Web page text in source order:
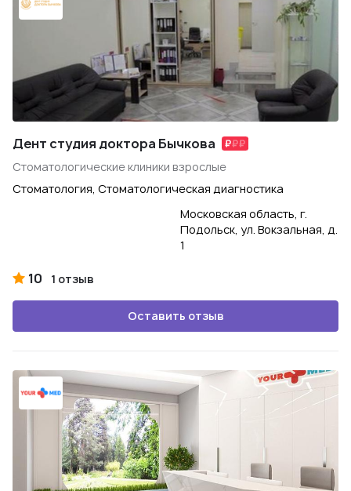
Дент студия доктора Бычкова
Стоматологические клиники взрослые
Стоматология, Стоматологическая диагностика
Московская область, г.
Подольск, ул. Вокзальная, д.
1
10 1 отзыв
Оставить отзыв